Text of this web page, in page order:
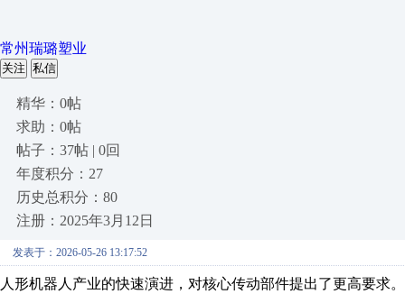
常州瑞璐塑业
关注 私信
精华：0帖
求助：0帖
帖子：37帖 | 0回
年度积分：27
历史总积分：80
注册：2025年3月12日
发表于：2026-05-26 13:17:52
人形机器人产业的快速演进，对核心传动部件提出了更高要求